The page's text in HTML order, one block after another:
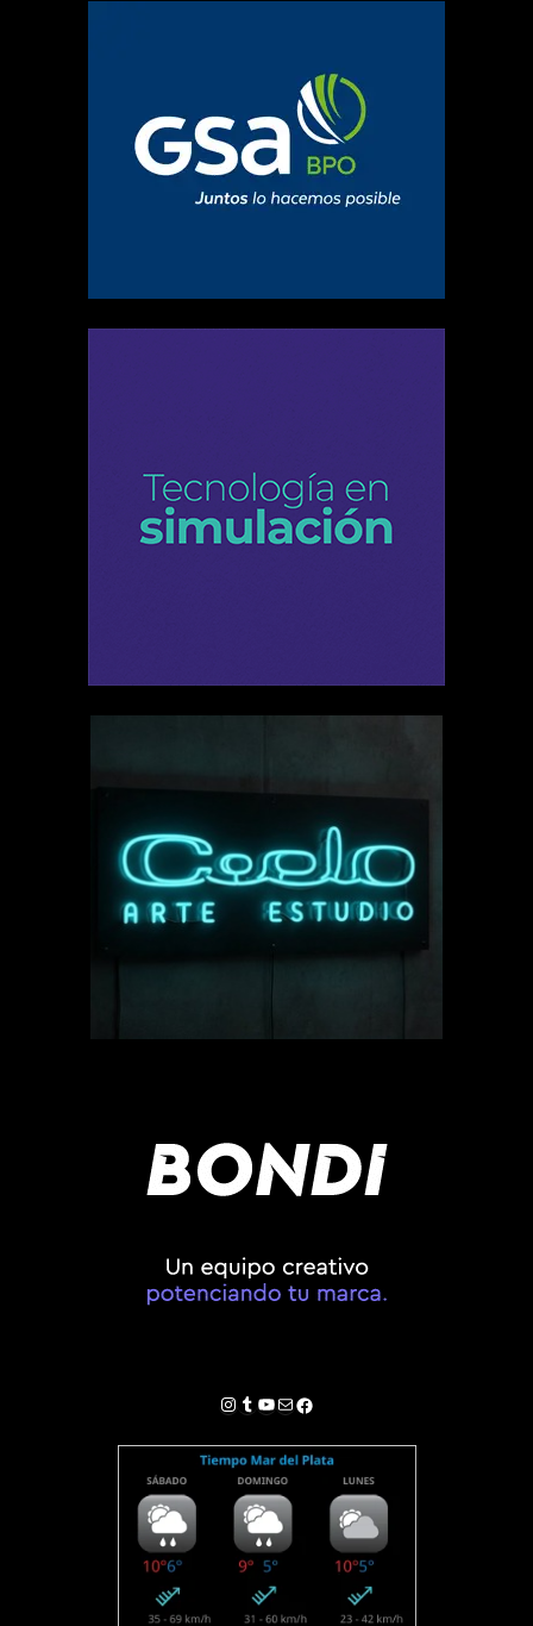
Instagram
Tumblr
YouTube
Correo electrónico
Facebook